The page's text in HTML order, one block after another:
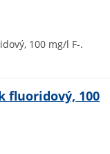
100 mg/l F-.
fluoridový, 100